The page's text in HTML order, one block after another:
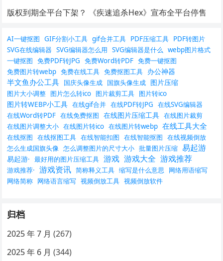
版权到期全平台下架？ 《疾速追杀Hex》宣布全平台停售
AI一键抠图 GIF分割小工具 gif合并工具 PDF压缩工具 PDF转图片
SVG在线编辑器 SVG编辑器怎么用 SVG编辑器是什么 webp图片格式
一键抠图 免费PDF转JPG 免费Word转PDF 免费一键抠图
免费图片转webp 免费在线工具 免费抠图工具 办公神器
半文鱼办公工具 国庆头像生成 国旗头像生成 图片压缩
图片大小调整 图片怎么转ico 图片裁剪工具 图片转ico
图片转WEBP小工具 在线gif合并 在线PDF转JPG 在线SVG编辑器
在线Word转PDF 在线免费抠图 在线图片压缩工具 在线图片裁剪
在线图片调整大小 在线图片转ico 在线图片转webp 在线工具大全
在线抠图 在线抠图工具 在线智能扣图 在线智能抠图 在线视频倒放
怎么生成国旗头像 怎么调整图片的尺寸大小 批量图片压缩 易起游
易起游· 最好用的图片压缩工具 游戏 游戏大全 游戏推荐
游戏推荐· 游戏资讯 简称释义工具 缩写是什么意思
网络用语缩写
网络简称 网络语言缩写 视频倒放工具 视频倒放软件
归档
2025 年 7 月 (267)
2025 年 6 月 (344)